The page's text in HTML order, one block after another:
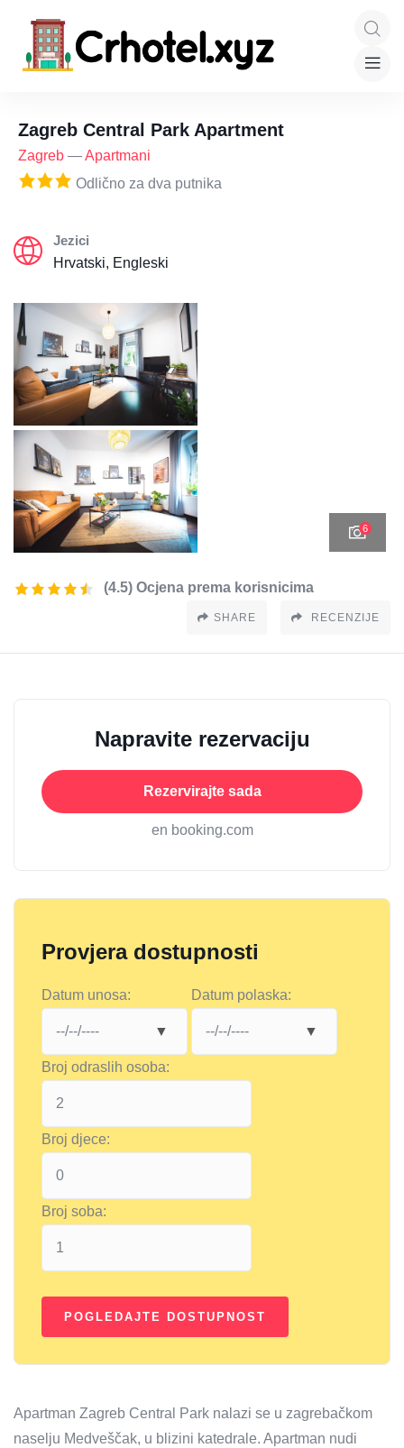
Zagreb Central Park Apartment
Zagreb —Apartmani
Odlično za dva putnika
Jezici
Hrvatski, Engleski
6
(4.5) Ocjena prema korisnicima
SHARE RECENZIJE
Napravite rezervaciju
Rezervirajte sada
en booking.com
Provjera dostupnosti
Datum unosa: Datum polaska:
Broj odraslih osoba:
Broj djece:
Broj soba:
Apartman Zagreb Central Park nalazi se u zagrebačkom
naselju Medveščak, u blizini katedrale. Apartman nudi